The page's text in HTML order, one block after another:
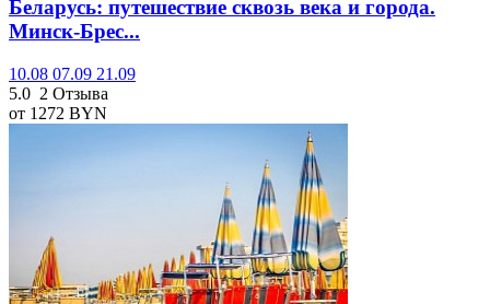
Беларусь: путешествие сквозь века и города.
Минск-Брес...
10.08 07.09 21.09
5.0 2 Отзыва
от 1272 BYN